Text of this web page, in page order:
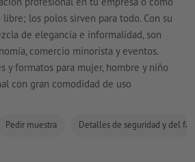
los polos sirven para todo. Con su
de elegancia e informalidad, son
comercio minorista y eventos.
y formatos para mujer, hombre y niño
con gran comodidad de uso
Pedir muestra Detalles de seguridad y del